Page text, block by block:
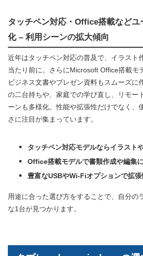
タッチペン対応・Office搭載などユ
化 – 利用シーンの拡大傾向
近年はタッチペン対応の普及で、イラスト
当たり前に。さらにMicrosoft Office搭載モ
ビジネス文書やプレゼン資料もスムーズに
の二台持ちや、家庭での学び直し、リモー
ーンも多様化。性能や拡張性だけでなく、
さに注目が集まっています。
タッチペン対応モデルならイラスト
Office搭載モデルで書類作成や編集
豊富なUSBやWi-Fiオプションで拡
用途に合った選び方をすることで、自分の
な1台が見つかります。